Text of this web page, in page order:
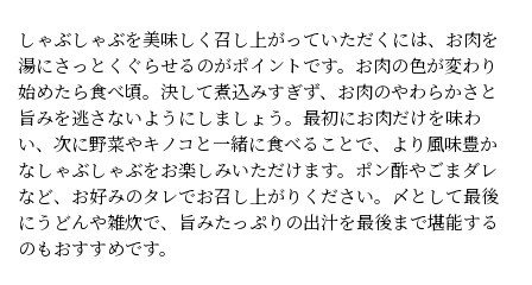
しゃぶしゃぶを美味しく召し上がっていただくには、お肉を
湯にさっとくぐらせるのがポイントです。お肉の色が変わり
始めたら食べ頃。決して煮込みすぎず、お肉のやわらかさと
旨みを逃さないようにしましょう。最初にお肉だけを味わ
い、次に野菜やキノコと一緒に食べることで、より風味豊か
なしゃぶしゃぶをお楽しみいただけます。ポン酢やごまダレ
など、お好みのタレでお召し上がりください。〆として最後
にうどんや雑炊で、旨みたっぷりの出汁を最後まで堪能する
のもおすすめです。